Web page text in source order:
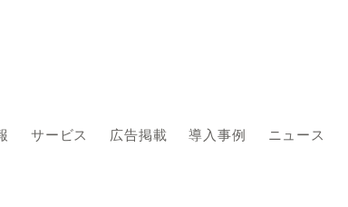
サービス 広告掲載 導入事例 ニュース